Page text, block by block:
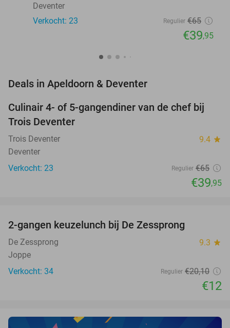
Deventer
Verkocht: 23
Regulier €65
€39,95
Deals in Apeldoorn & Deventer
39%
TODAY
Culinair 4- of 5-gangendiner van de chef bij
Trois Deventer
Trois Deventer 9.4 star
Deventer
Verkocht: 23
Regulier €65
€39,95
NEW
TODAY
2-gangen keuzelunch bij De Zessprong
De Zessprong 9.3 star
Joppe
Verkocht: 34
Regulier €20,10
€12